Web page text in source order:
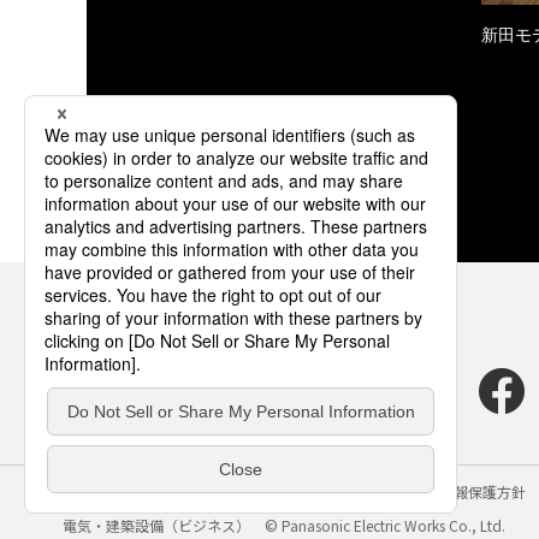
新田モ
サイトのご利用にあたって クッキーポリシー
個人情報保護方針
電気・建築設備（ビジネス）
© Panasonic Electric Works Co., Ltd.